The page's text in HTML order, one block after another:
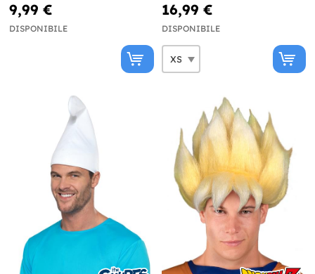
9,99 €
DISPONIBILE
16,99 €
DISPONIBILE